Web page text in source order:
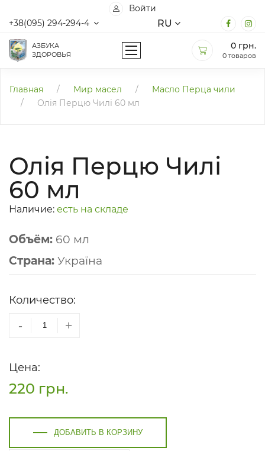
Войти
+38(095) 294-294-4
RU
АЗБУКА
ЗДОРОВЬЯ
0 грн.
0 товаров
Главная / Мир масел /
Масло Перца чили
/
Олія Перцю Чилі 60 мл
Олія Перцю Чилі
60 мл
Наличие: есть на складе
Объём: 60 мл
Страна: Україна
Количество:
- +
Цена:
220 грн.
ДОБАВИТЬ В КОРЗИНУ